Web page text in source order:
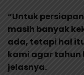
“Untuk
masih banyak
ada, tetapi hal
kami agar tahun
jelasnya.